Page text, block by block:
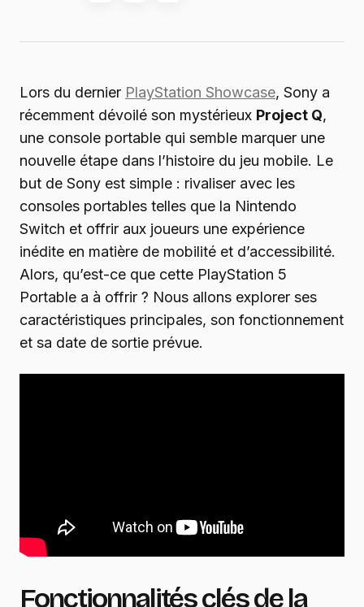
Lors du dernier PlayStation Showcase, Sony a
récemment dévoilé son mystérieux Project Q,
une console portable qui semble marquer une
nouvelle étape dans l’histoire du jeu mobile. Le
but de Sony est simple : rivaliser avec les
consoles portables telles que la Nintendo
Switch et offrir aux joueurs une expérience
inédite en matière de mobilité et d’accessibilité.
Alors, qu’est-ce que cette PlayStation 5
Portable a à offrir ? Nous allons explorer ses
caractéristiques principales, son fonctionnement
et sa date de sortie prévue.
Fonctionnalités clés de la